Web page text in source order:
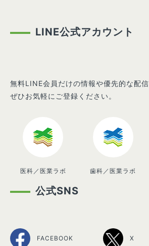
LINE公式アカウント
無料LINE会員だけの情報や優先的な配信
ぜひお気軽にご登録ください。
医科／医業ラボ 歯科／医業ラボ
公式SNS
FACEBOOK X